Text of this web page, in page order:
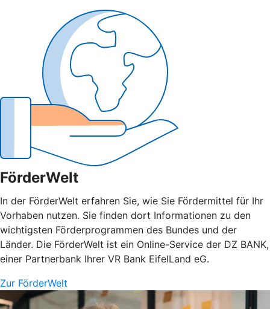
FörderWelt
In der FörderWelt erfahren Sie, wie Sie Fördermittel für Ihr
Vorhaben nutzen. Sie finden dort Informationen zu den
wichtigsten Förderprogrammen des Bundes und der
Länder. Die FörderWelt ist ein Online-Service der DZ BANK,
einer Partnerbank Ihrer VR Bank EifelLand eG.
Zur FörderWelt